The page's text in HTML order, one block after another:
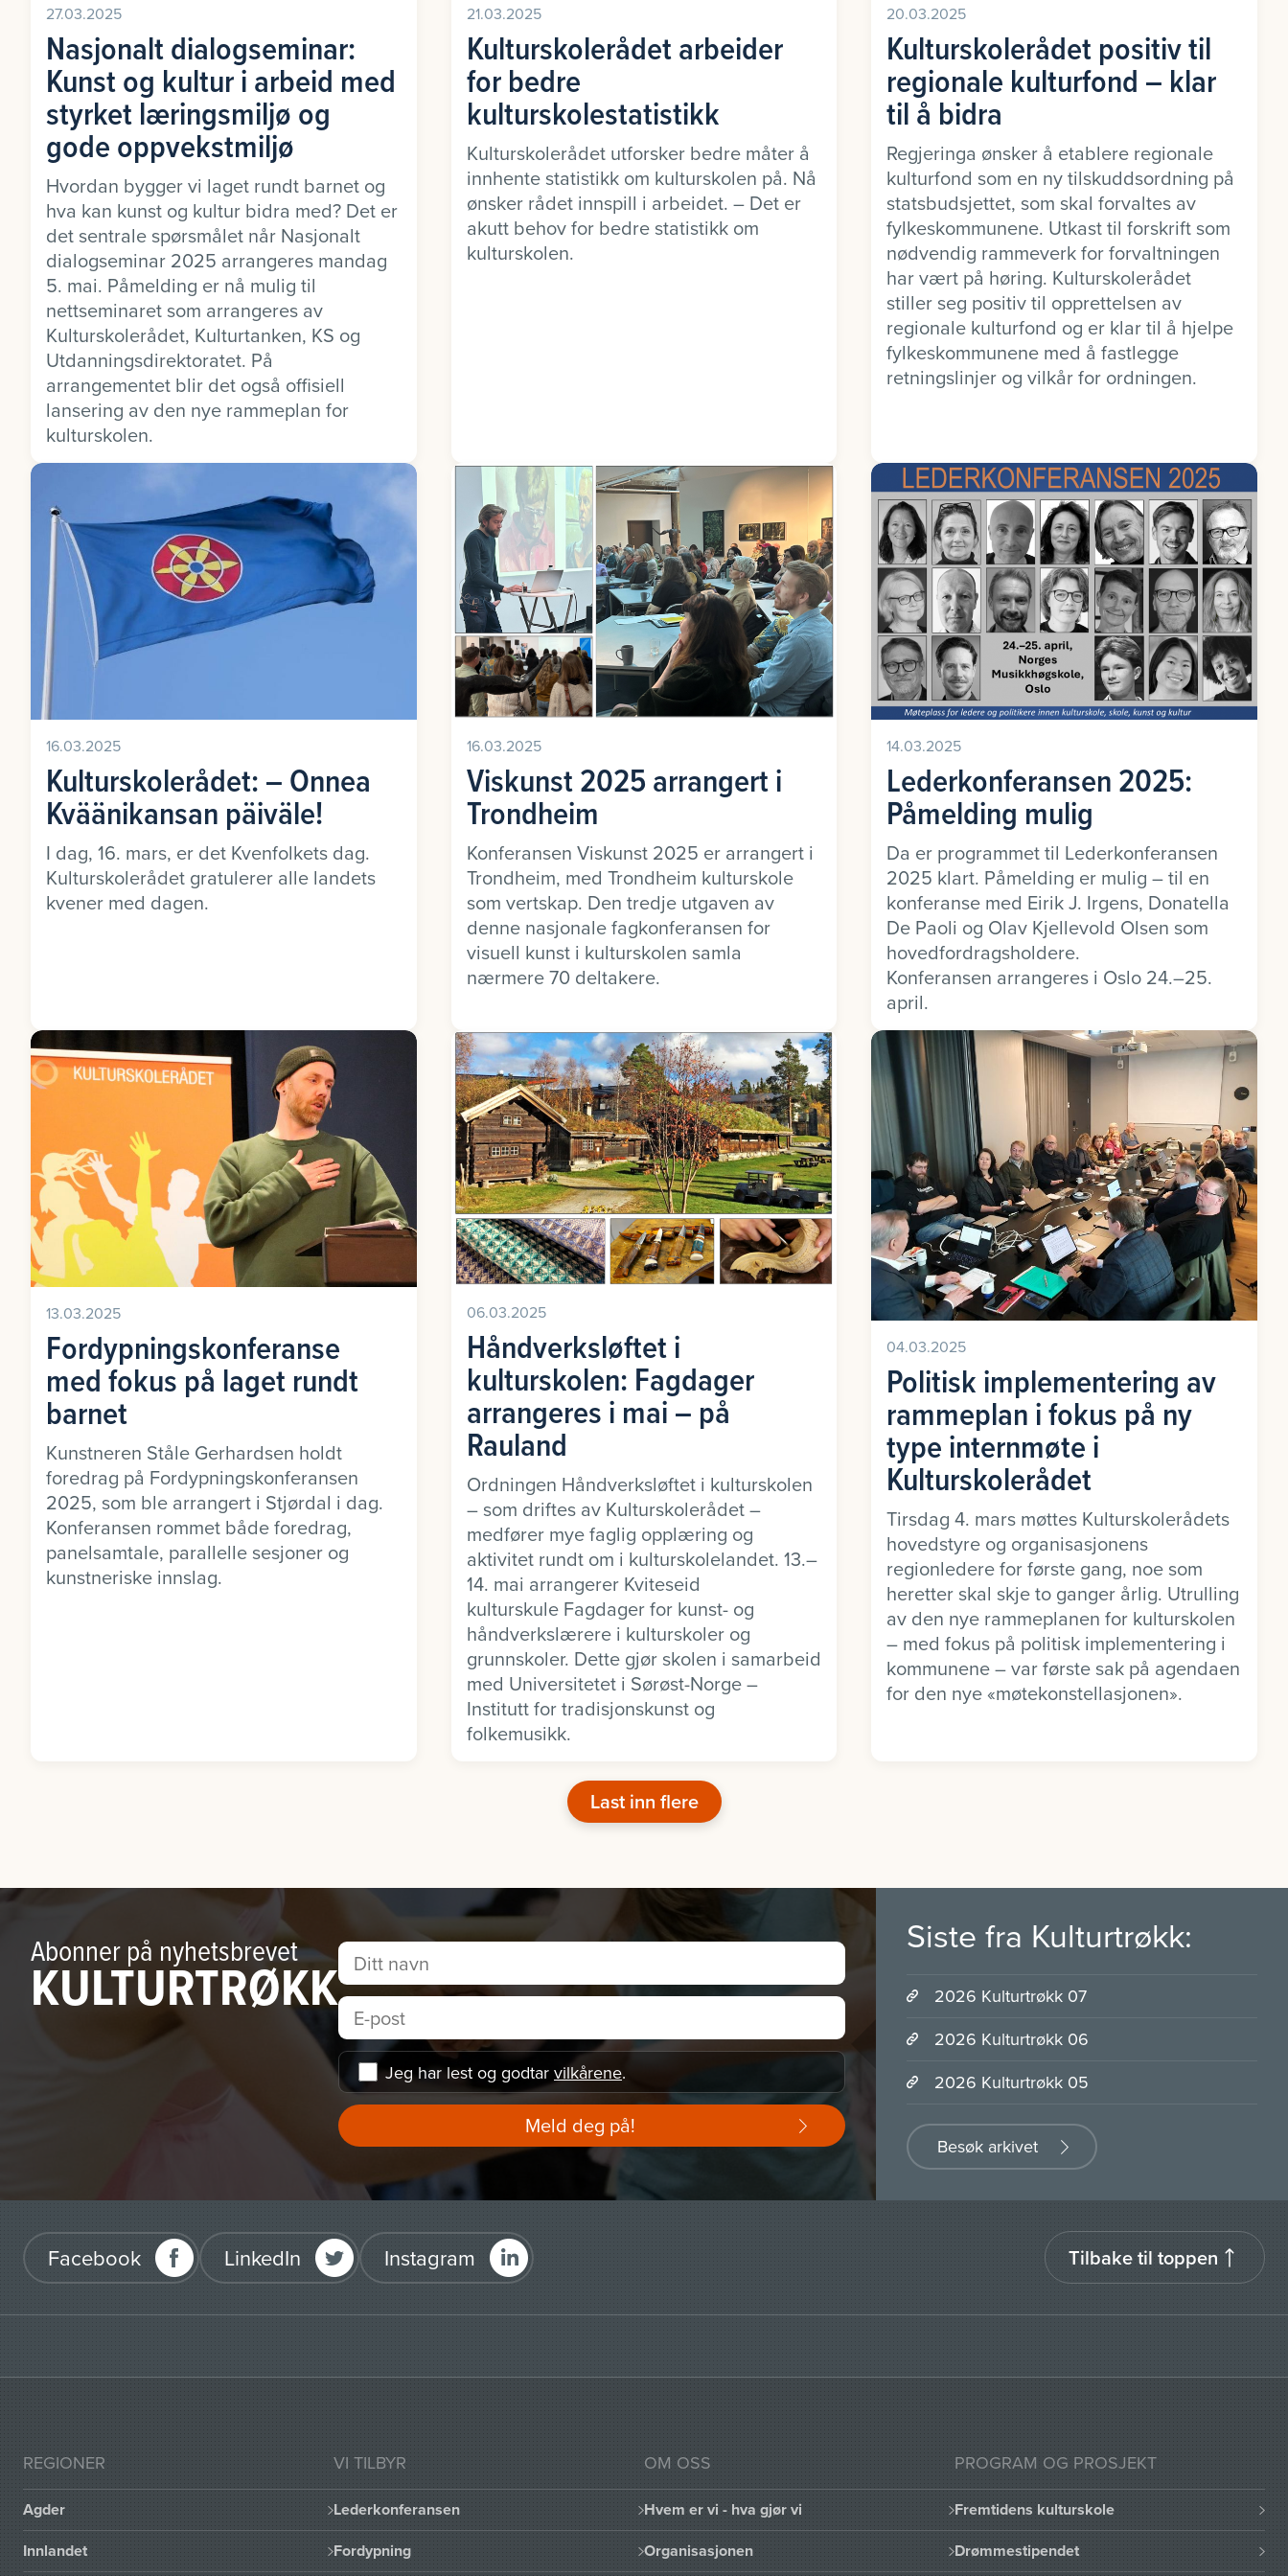
27.03.2025
Nasjonalt dialogseminar:
Kunst og kultur i arbeid med
styrket læringsmiljø og
gode oppvekstmiljø
Hvordan bygger vi laget rundt barnet og
hva kan kunst og kultur bidra med? Det er
det sentrale spørsmålet når Nasjonalt
dialogseminar 2025 arrangeres mandag
5. mai. Påmelding er nå mulig til
nettseminaret som arrangeres av
Kulturskolerådet, Kulturtanken, KS og
Utdanningsdirektoratet. På
arrangementet blir det også offisiell
lansering av den nye rammeplan for
kulturskolen.
21.03.2025
Kulturskolerådet arbeider
for bedre
kulturskolestatistikk
Kulturskolerådet utforsker bedre måter å
innhente statistikk om kulturskolen på. Nå
ønsker rådet innspill i arbeidet. – Det er
akutt behov for bedre statistikk om
kulturskolen.
20.03.2025
Kulturskolerådet positiv til
regionale kulturfond – klar
til å bidra
Regjeringa ønsker å etablere regionale
kulturfond som en ny tilskuddsordning på
statsbudsjettet, som skal forvaltes av
fylkeskommunene. Utkast til forskrift som
nødvendig rammeverk for forvaltningen
har vært på høring. Kulturskolerådet
stiller seg positiv til opprettelsen av
regionale kulturfond og er klar til å hjelpe
fylkeskommunene med å fastlegge
retningslinjer og vilkår for ordningen.
16.03.2025
Kulturskolerådet: – Onnea
Kväänikansan päiväle!
I dag, 16. mars, er det Kvenfolkets dag.
Kulturskolerådet gratulerer alle landets
kvener med dagen.
16.03.2025
Viskunst 2025 arrangert i
Trondheim
Konferansen Viskunst 2025 er arrangert i
Trondheim, med Trondheim kulturskole
som vertskap. Den tredje utgaven av
denne nasjonale fagkonferansen for
visuell kunst i kulturskolen samla
nærmere 70 deltakere.
14.03.2025
Lederkonferansen 2025:
Påmelding mulig
Da er programmet til Lederkonferansen
2025 klart. Påmelding er mulig – til en
konferanse med Eirik J. Irgens, Donatella
De Paoli og Olav Kjellevold Olsen som
hovedfordragsholdere.
Konferansen arrangeres i Oslo 24.–25.
april.
13.03.2025
Fordypningskonferanse
med fokus på laget rundt
barnet
Kunstneren Ståle Gerhardsen holdt
foredrag på Fordypningskonferansen
2025, som ble arrangert i Stjørdal i dag.
Konferansen rommet både foredrag,
panelsamtale, parallelle sesjoner og
kunstneriske innslag.
06.03.2025
Håndverksløftet i
kulturskolen: Fagdager
arrangeres i mai – på
Rauland
Ordningen Håndverksløftet i kulturskolen
– som driftes av Kulturskolerådet –
medfører mye faglig opplæring og
aktivitet rundt om i kulturskolelandet. 13.–
14. mai arrangerer Kviteseid
kulturskule Fagdager for kunst- og
håndverkslærere i kulturskoler og
grunnskoler. Dette gjør skolen i samarbeid
med Universitetet i Sørøst-Norge –
Institutt for tradisjonskunst og
folkemusikk.
04.03.2025
Politisk implementering av
rammeplan i fokus på ny
type internmøte i
Kulturskolerådet
Tirsdag 4. mars møttes Kulturskolerådets
hovedstyre og organisasjonens
regionledere for første gang, noe som
heretter skal skje to ganger årlig. Utrulling
av den nye rammeplanen for kulturskolen
– med fokus på politisk implementering i
kommunene – var første sak på agendaen
for den nye «møtekonstellasjonen».
Last inn flere
Abonner på nyhetsbrevet
KULTURTRØKK
Jeg har lest og godtar vilkårene.
Meld deg på!
Siste fra Kulturtrøkk:
2026 Kulturtrøkk 07
2026 Kulturtrøkk 06
2026 Kulturtrøkk 05
Besøk arkivet
Facebook LinkedIn Instagram Tilbake til toppen
REGIONER
Agder
Innlandet
VI TILBYR
Lederkonferansen
Fordypning
OM OSS
Hvem er vi - hva gjør vi
Organisasjonen
PROGRAM OG PROSJEKT
Fremtidens kulturskole
Drømmestipendet